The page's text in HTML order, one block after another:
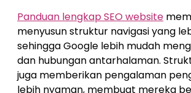
Panduan lengkap SEO website
menyusun struktur navigasi yang
sehingga Google lebih mudah
dan hubungan antarhalaman.
juga memberikan pengalaman
lebih nyaman, membuat mereka